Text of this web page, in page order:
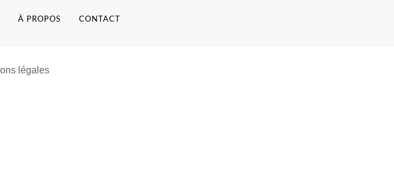
À PROPOS CONTACT
légales